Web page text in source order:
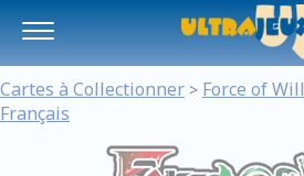
Cartes à Collectionner > Force of Will
Français